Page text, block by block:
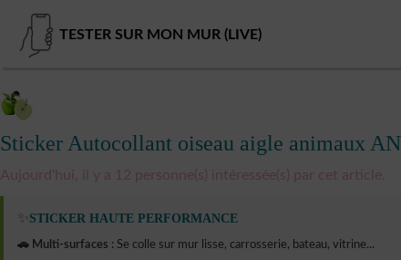
TESTER SUR MON MUR (LIVE)
Sticker Autocollant oiseau aigle animaux
Aujourd'hui, il y a 12 personne(s) intéressée(s) par cet article.
STICKER HAUTE PERFORMANCE
🚗 Multi-surfaces : Se colle sur mur lisse, carrosserie, bateau, vitrine...